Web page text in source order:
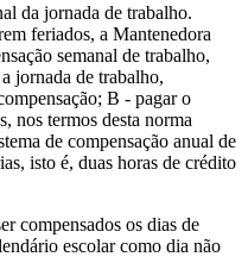
da jornada de trabalho.
feriados, a Mantenedora
semanal de trabalho,
jornada de trabalho,
B - pagar o
nos termos desta norma
de compensação anual de
isto é, duas horas de crédito
compensados os dias de
escolar como dia não